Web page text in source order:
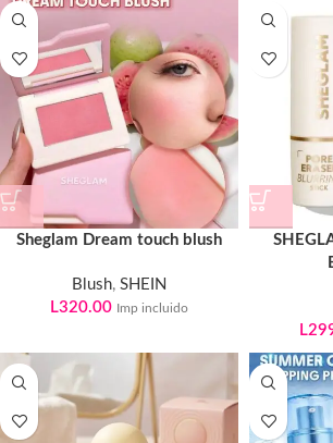
Sheglam Dream touch blush
Blush, SHEIN
L320.00 Imp incluido
L